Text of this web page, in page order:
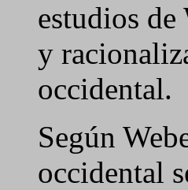
estudios de
y
occidental.
Según
occidental